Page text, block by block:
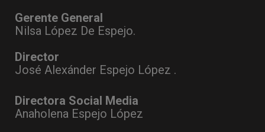
Gerente General
Nilsa López De Espejo.
Director
José Alexánder Espejo López .
Directora Social Media
Anaholena Espejo López